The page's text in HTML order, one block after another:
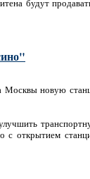
будут
новую
открытием